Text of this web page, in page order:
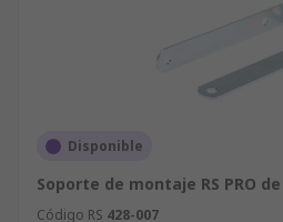
Disponible
Soporte de montaje RS PRO
Código RS 428-007